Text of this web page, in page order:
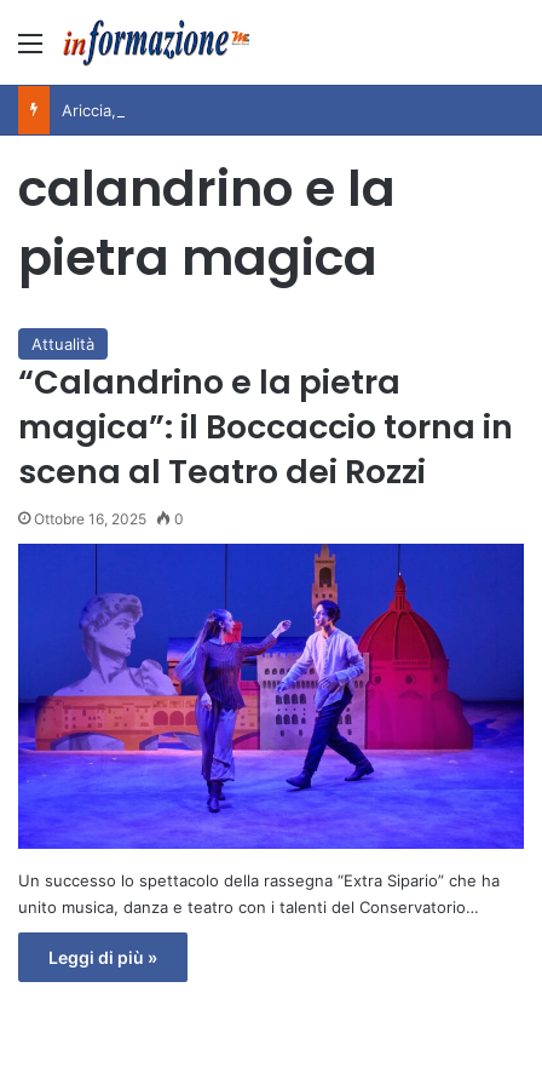
Menu
calandrino e la
pietra magica
Attualità
“Calandrino e la pietra
magica”: il Boccaccio torna in
scena al Teatro dei Rozzi
Ottobre 16, 2025 0
Un successo lo spettacolo della rassegna “Extra Sipario” che ha
unito musica, danza e teatro con i talenti del Conservatorio…
Leggi di più »